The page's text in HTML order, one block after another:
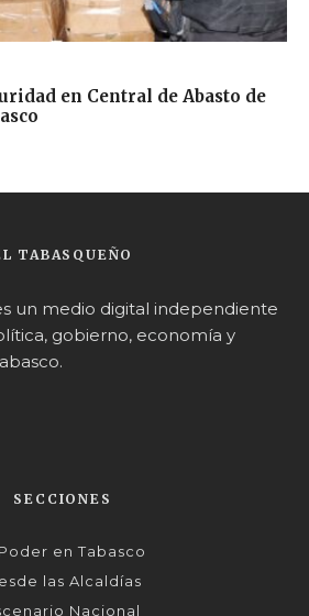
en Central de Abasto de
TABASQUEÑO
un medio digital independiente
gobierno, economía y
SECCIONES
en Tabasco
las Alcaldías
Nacional